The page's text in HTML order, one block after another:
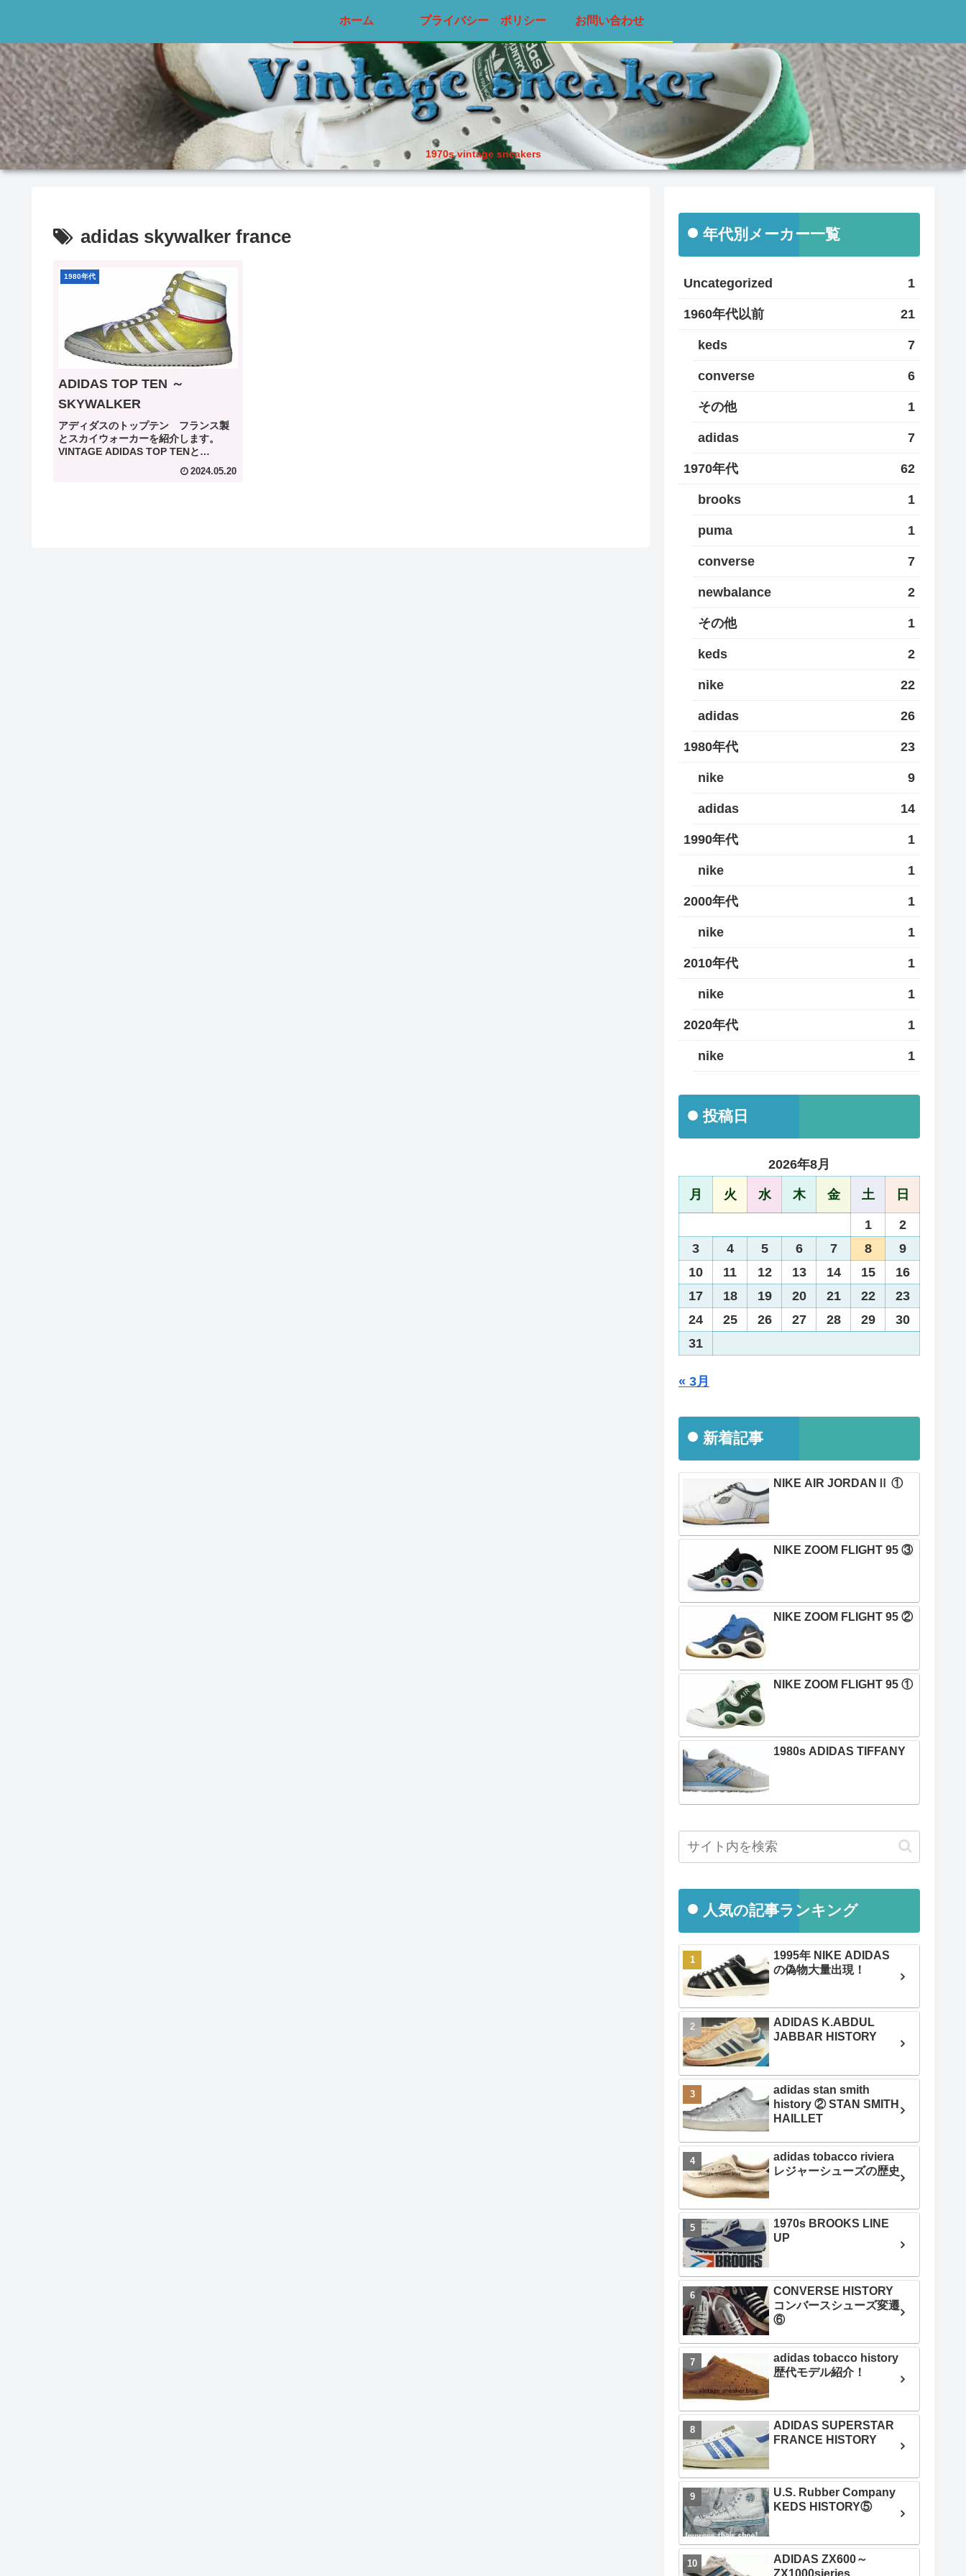
1970s vintage sneakers
ホーム プライバシー ポリシー お問い合わせ
adidas skywalker france
1980年代
ADIDAS TOP TEN ～
SKYWALKER
アディダスのトップテン フランス製
とスカイウォーカーを紹介します。
VINTAGE ADIDAS TOP TENと
2024.05.20
年代別メーカー一覧
Uncategorized 1
1960年代以前 21
keds 7
converse 6
その他 1
adidas 7
1970年代 62
brooks 1
puma 1
converse 7
newbalance 2
その他 1
keds 2
nike 22
adidas 26
1980年代 23
nike 9
adidas 14
1990年代 1
nike 1
2000年代 1
nike 1
2010年代 1
nike 1
2020年代 1
nike 1
投稿日
2026年8月
月 火 水 木 金 土 日
1
2
3
4 5 6 7 8
9
10
11 12 13 14 15
16
17
18 19 20 21 22
23
24
25 26 27 28 29
30
31
« 3月
新着記事
NIKE AIR JORDANⅡ ①
NIKE ZOOM FLIGHT 95 ③
NIKE ZOOM FLIGHT 95 ②
NIKE ZOOM FLIGHT 95 ①
1980s ADIDAS TIFFANY
人気の記事ランキング
1995年 NIKE ADIDAS
の偽物大量出現！
ADIDAS K.ABDUL
JABBAR HISTORY
adidas stan smith
history ② STAN SMITH
HAILLET
adidas tobacco riviera
レジャーシューズの歴史
1970s BROOKS LINE
UP
CONVERSE HISTORY
コンバースシューズ変遷
⑥
adidas tobacco history
歴代モデル紹介！
ADIDAS SUPERSTAR
FRANCE HISTORY
U.S. Rubber Company
KEDS HISTORY⑤
ADIDAS ZX600～